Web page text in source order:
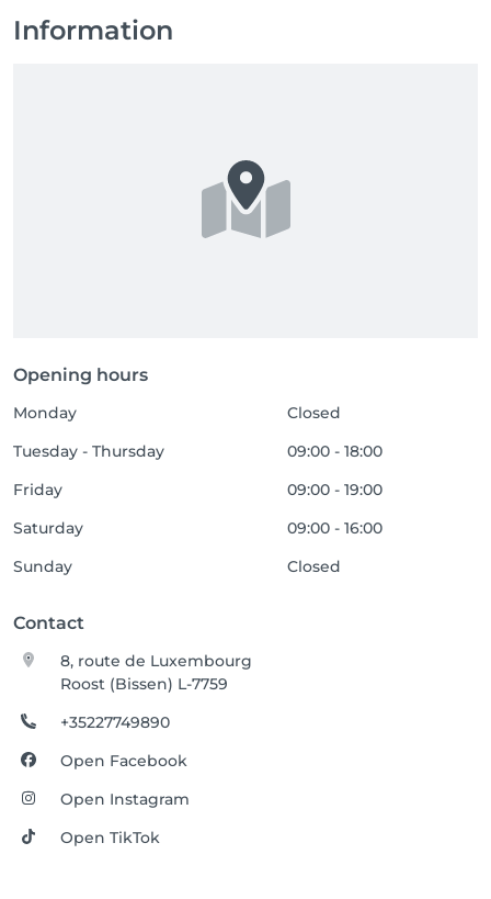
Information
Opening hours
Monday
Closed
Tuesday - Thursday
09:00 - 18:00
Friday
09:00 - 19:00
Saturday
09:00 - 16:00
Sunday
Closed
Contact
8, route de Luxembourg
Roost (Bissen) L-7759
+35227749890
Open Facebook
Open Instagram
Open TikTok